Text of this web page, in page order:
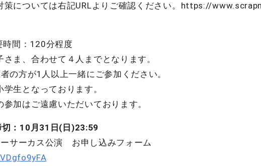
策については右記URLよりご確認ください。https://
間：120分程度
ま、合わせて４人までとなります。
の方が1人以上一緒にご参加ください。
生となっております。
加はご遠慮いただいております。
：10月31日(日)23:59
サーカス公演 お申し込みフォーム